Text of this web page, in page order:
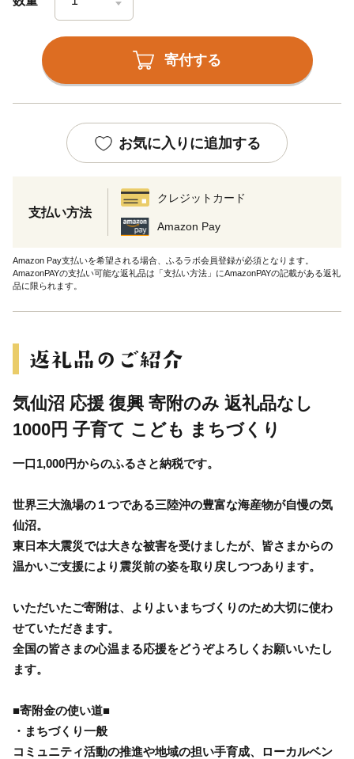
寄付する
お気に入りに追加する
支払い方法
クレジットカード
Amazon Pay
Amazon Pay支払いを希望される場合、ふるラボ会員登録が必須となります。
AmazonPAYの支払い可能な返礼品は「支払い方法」にAmazonPAYの記載がある返礼
品に限られます。
気仙沼 応援 復興 寄附のみ 返礼品なし
1000円 子育て こども まちづくり
一口1,000円からのふるさと納税です。
世界三大漁場の１つである三陸沖の豊富な海産物が自慢の気
仙沼。
東日本大震災では大きな被害を受けましたが、皆さまからの
温かいご支援により震災前の姿を取り戻しつつあります。
いただいたご寄附は、よりよいまちづくりのため大切に使わ
せていただきます。
全国の皆さまの心温まる応援をどうぞよろしくお願いいたし
ます。
■寄附金の使い道■
・まちづくり一般
コミュニティ活動の推進や地域の担い手育成、ローカルベン